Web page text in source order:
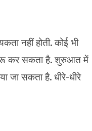
नहीं होती. कोई भी
कर सकता है. शुरुआत में
जा सकता है. धीरे-धीरे